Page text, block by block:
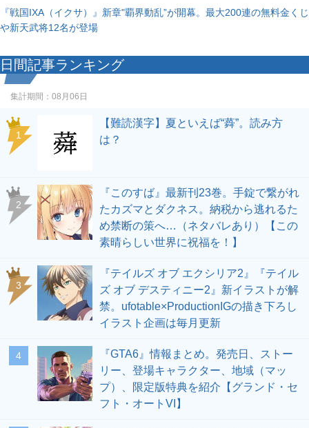
『戦国IXA（イクサ）』新章"覇界動乱”が開幕。最大200連の無料金くじ
や新天武将12名が登場
日間記事ランキング
集計期間： 08月06日
1
【難読漢字】夏といえば“蕣”。読み方
は？
2
『このすば』最新刊23巻。手錠で繋がれ
たカズマとダクネス。納税から逃れるた
め禁断の策へ…（ネタバレあり）【この
素晴らしい世界に祝福を！】
3
『テイルズ オブ エクシリア2』『テイル
ズ オブ デスティニー2』新イラストが解
禁。ufotable×ProductionIGの描き下ろし
イラスト企画は毎月更新
4
『GTA6』情報まとめ。発売日、ストー
リー、登場キャラクター、地域（マッ
プ）、限定版特典を紹介【グランド・セ
フト・オートVI】